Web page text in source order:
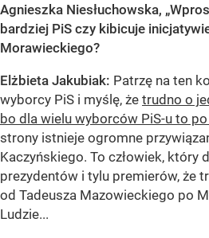
Agnieszka Niesłuchowska,
bardziej PiS czy kibicuje
Morawieckiego?
Elżbieta Jakubiak: Patrzę na ten
wyborcy PiS i myślę, że trudno o
bo dla wielu wyborców PiS-u to
strony istnieje ogromne
Kaczyńskiego. To człowiek, który
prezydentów i tylu premierów, że
od Tadeusza Mazowieckiego po
Ludzie...